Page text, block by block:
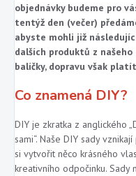
objednávky budeme pro
tentýž den (večer)
abyste mohli již
dalších produktů z
balíčky, dopravu však
Co znamená DIY?
DIY je zkratka z anglického
sami“. Naše DIY sady
si vytvořit něco krásného
kreativního odpočinku. Sady